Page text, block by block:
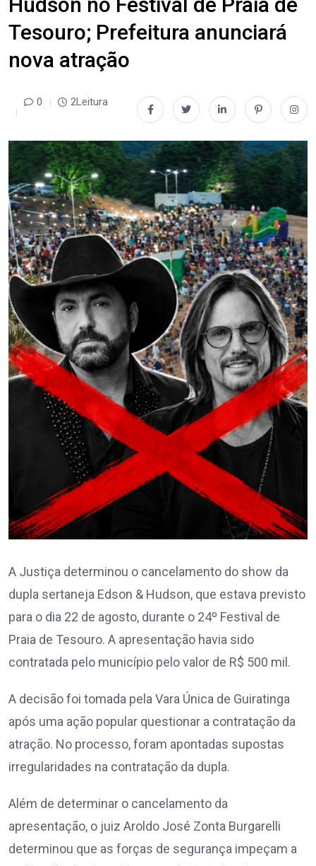
Tesouro; Prefeitura anunciará
nova atração
0 2Leitura
A Justiça determinou o cancelamento do show da
dupla sertaneja Edson & Hudson, que estava previsto
para o dia 22 de agosto, durante o 24º Festival de
Praia de Tesouro. A apresentação havia sido
contratada pelo município pelo valor de R$ 500 mil.
A decisão foi tomada pela Vara Única de Guiratinga
após uma ação popular questionar a contratação da
atração. No processo, foram apontadas supostas
irregularidades na contratação da dupla.
Além de determinar o cancelamento da
apresentação, o juiz Aroldo José Zonta Burgarelli
determinou que as forças de segurança impeçam a